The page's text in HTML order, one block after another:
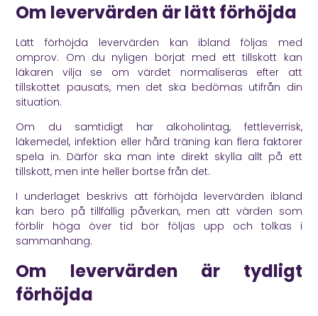
Om levervärden är lätt förhöjda
Lätt förhöjda levervärden kan ibland följas med
omprov. Om du nyligen börjat med ett tillskott kan
läkaren vilja se om värdet normaliseras efter att
tillskottet pausats, men det ska bedömas utifrån din
situation.
Om du samtidigt har alkoholintag, fettleverrisk,
läkemedel, infektion eller hård träning kan flera faktorer
spela in. Därför ska man inte direkt skylla allt på ett
tillskott, men inte heller bortse från det.
I underlaget beskrivs att förhöjda levervärden ibland
kan bero på tillfällig påverkan, men att värden som
förblir höga över tid bör följas upp och tolkas i
sammanhang.
Om levervärden är tydligt
förhöjda